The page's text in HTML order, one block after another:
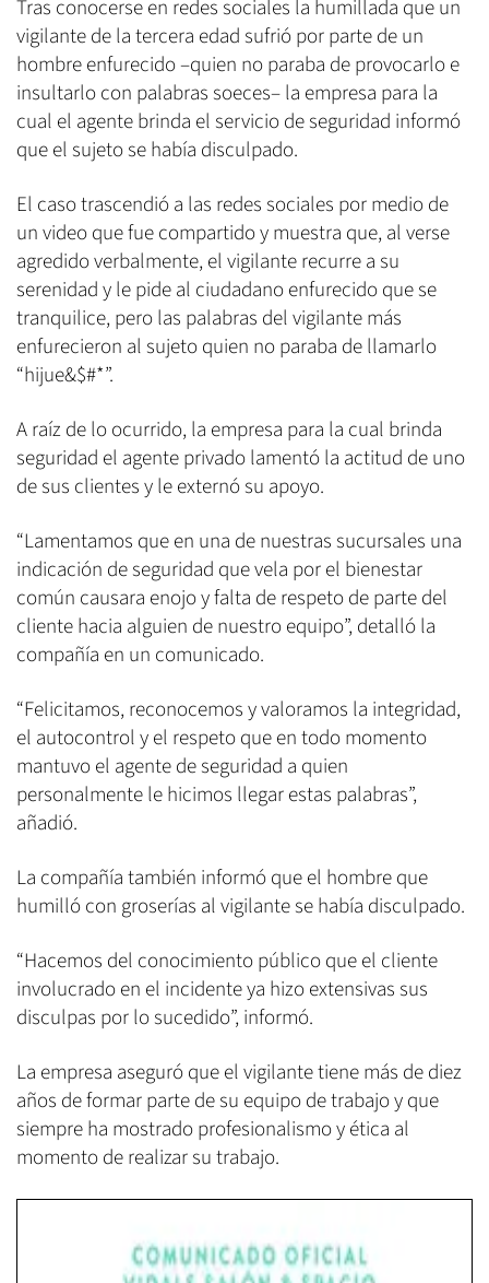
Tras conocerse en redes sociales la humillada que un
vigilante de la tercera edad sufrió por parte de un
hombre enfurecido –quien no paraba de provocarlo e
insultarlo con palabras soeces– la empresa para la
cual el agente brinda el servicio de seguridad informó
que el sujeto se había disculpado.
El caso trascendió a las redes sociales por medio de
un video que fue compartido y muestra que, al verse
agredido verbalmente, el vigilante recurre a su
serenidad y le pide al ciudadano enfurecido que se
tranquilice, pero las palabras del vigilante más
enfurecieron al sujeto quien no paraba de llamarlo
“hijue&$#*”.
A raíz de lo ocurrido, la empresa para la cual brinda
seguridad el agente privado lamentó la actitud de uno
de sus clientes y le externó su apoyo.
“Lamentamos que en una de nuestras sucursales una
indicación de seguridad que vela por el bienestar
común causara enojo y falta de respeto de parte del
cliente hacia alguien de nuestro equipo”, detalló la
compañía en un comunicado.
“Felicitamos, reconocemos y valoramos la integridad,
el autocontrol y el respeto que en todo momento
mantuvo el agente de seguridad a quien
personalmente le hicimos llegar estas palabras”,
añadió.
La compañía también informó que el hombre que
humilló con groserías al vigilante se había disculpado.
“Hacemos del conocimiento público que el cliente
involucrado en el incidente ya hizo extensivas sus
disculpas por lo sucedido”, informó.
La empresa aseguró que el vigilante tiene más de diez
años de formar parte de su equipo de trabajo y que
siempre ha mostrado profesionalismo y ética al
momento de realizar su trabajo.